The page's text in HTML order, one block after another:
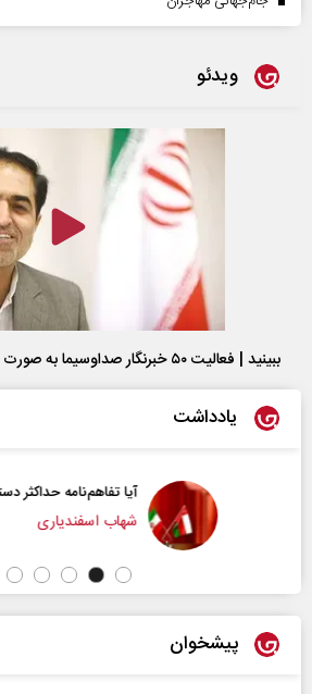
ویدئو
ببینید | فعالیت ۵۰ خبرنگار صداوسیما به صورت خوداتکا در ایام جنگ
یادداشت
آیا تفاهم‌نامه حداکثر دستاورد
شهاب اسفندیاری
پیشخوان